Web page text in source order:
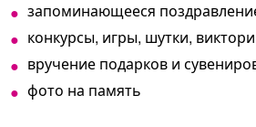
запоминающееся
конкурсы, игры, шутки,
вручение подарков и
фото на память